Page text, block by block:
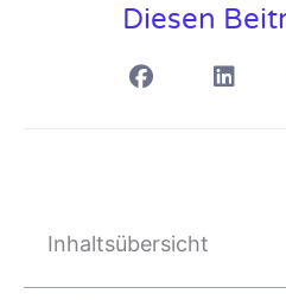
Diesen
Inhaltsübersicht